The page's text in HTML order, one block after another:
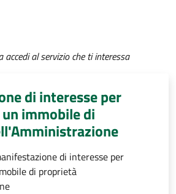
accedi al servizio che ti interessa
di interesse per
immobile di
di interesse per
di proprietà